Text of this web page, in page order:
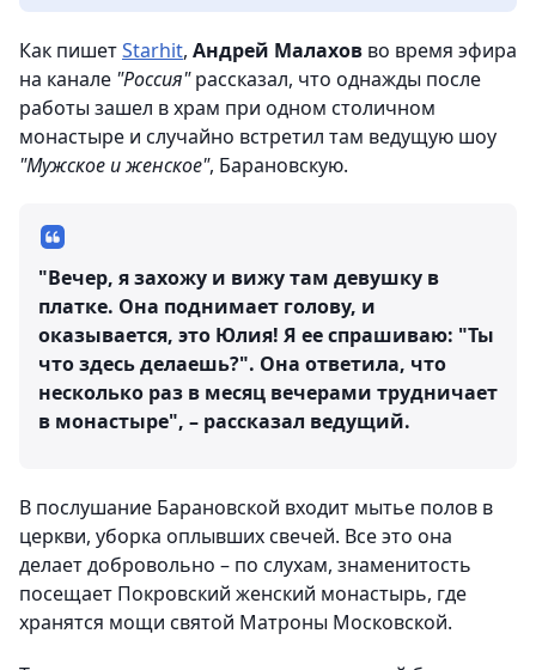
Как пишетStarhit, Андрей Малахов во время эфира
на канале "Россия"рассказал, что однажды после
работы зашел в храм при одном столичном
монастыре и случайно встретил там ведущую шоу
"Мужское и женское", Барановскую.
"Вечер, я захожу и вижу там девушку в
платке. Она поднимает голову, и
оказывается, это Юлия! Я ее спрашиваю: "Ты
что здесь делаешь?". Она ответила, что
несколько раз в месяц вечерами трудничает
в монастыре", – рассказал ведущий.
В послушание Барановской входит мытье полов в
церкви, уборка оплывших свечей. Все это она
делает добровольно – по слухам, знаменитость
посещает Покровский женский монастырь, где
хранятся мощи святой Матроны Московской.